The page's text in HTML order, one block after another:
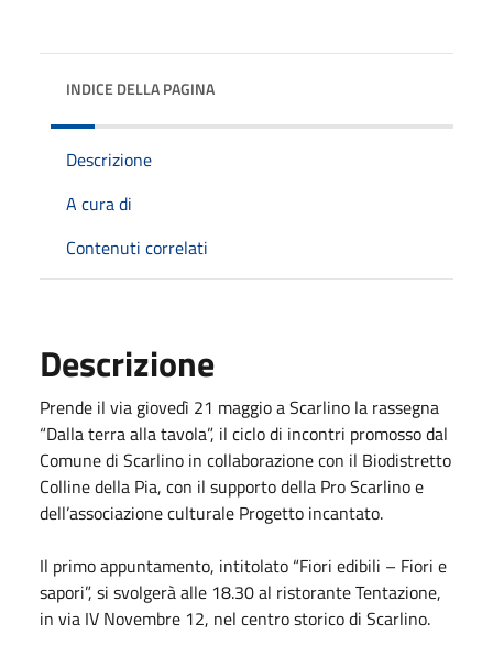
INDICE DELLA PAGINA
Descrizione
A cura di
Contenuti correlati
Descrizione
Prende il via giovedì 21 maggio a Scarlino la rassegna
“Dalla terra alla tavola”, il ciclo di incontri promosso dal
Comune di Scarlino in collaborazione con il Biodistretto
Colline della Pia, con il supporto della Pro Scarlino e
dell’associazione culturale Progetto incantato.
Il primo appuntamento, intitolato “Fiori edibili – Fiori e
sapori”, si svolgerà alle 18.30 al ristorante Tentazione,
in via IV Novembre 12, nel centro storico di Scarlino.